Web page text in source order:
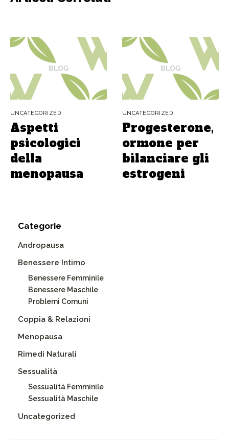
UNCATEGORIZED
Aspetti
psicologici
della
menopausa
UNCATEGORIZED
Progesterone,
ormone per
bilanciare gli
estrogeni
Categorie
Andropausa
Benessere Intimo
Benessere Femminile
Benessere Maschile
Problemi Comuni
Coppia & Relazioni
Menopausa
Rimedi Naturali
Sessualità
Sessualità Femminile
Sessualità Maschile
Uncategorized